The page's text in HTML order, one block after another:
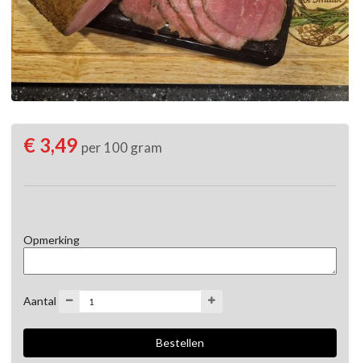
€ 3,49 per 100 gram
Opmerking
Aantal